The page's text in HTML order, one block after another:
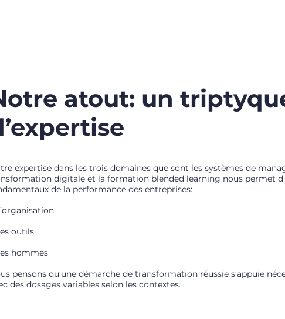
atout: un
expertise dans les trois domaines que sont les systèmes de
digitale et la formation blended learning nous permet
de la performance des entreprises:
outils
hommes
pensons qu’une démarche de transformation réussie s’appuie
des dosages variables selon les contextes.